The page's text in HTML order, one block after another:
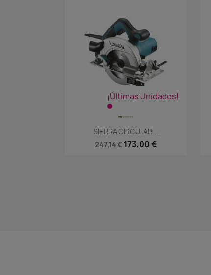
¡Últimas Unidades!
Vista rápida
SIERRA CIRCULAR...
247,14 € 173,00 €